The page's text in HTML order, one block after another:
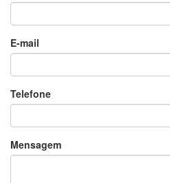
E-mail
Telefone
Mensagem